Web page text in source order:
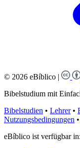
© 2026 eBíblico |
Bibelstudium mit
Bibelstudien • Lehrer •
Nutzungsbedingungen •
eBíblico ist verfügbar in: